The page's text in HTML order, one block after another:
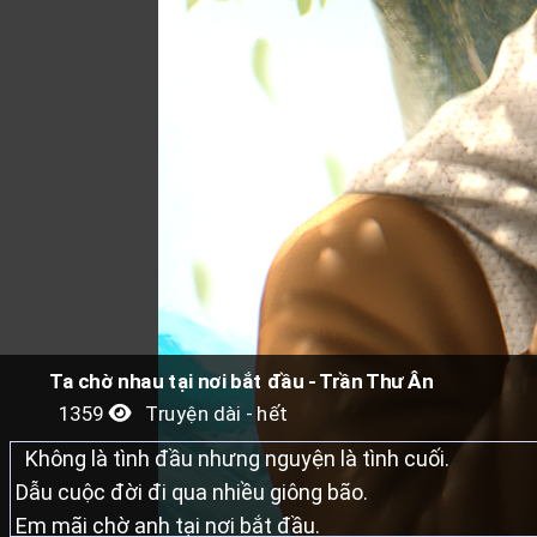
Ta chờ nhau tại nơi bắt đầu - Trần Thư Ân
1359
Truyện dài - hết
Không là tình đầu nhưng nguyện là tình cuối.
Dẫu cuộc đời đi qua nhiều giông bão.
Em mãi chờ anh tại nơi bắt đầu.